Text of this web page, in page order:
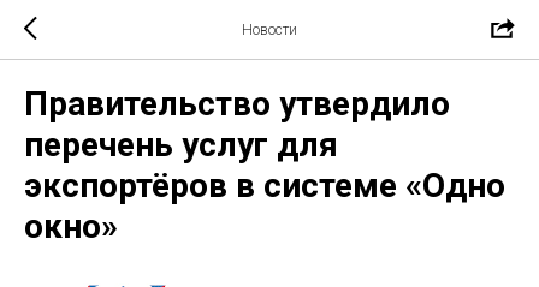
Новости
Правительство утвердило
перечень услуг для
экспортёров в системе «Одно
окно»